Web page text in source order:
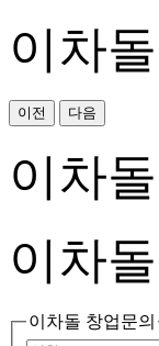
이차
이전 다음
이차돌
이차
이차돌 창업문의